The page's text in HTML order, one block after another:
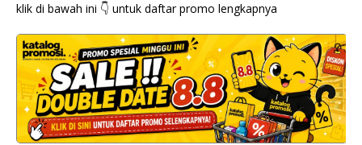
klik di bawah ini 👇 untuk daftar promo lengkapnya